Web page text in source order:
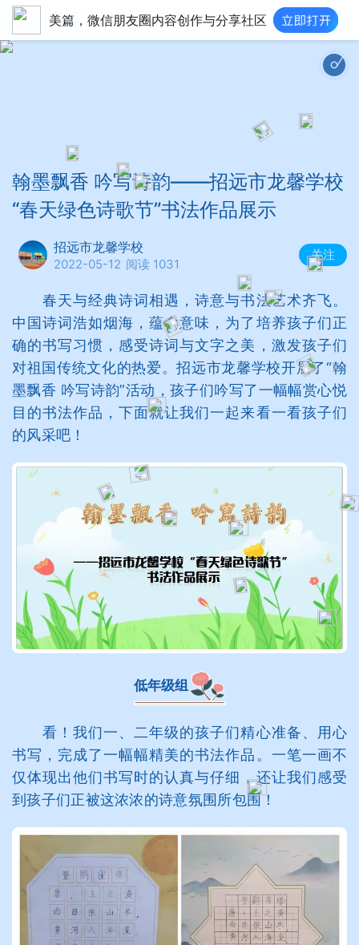
美篇，微信朋友圈内容创作与分享社区
翰墨飘香 吟写诗韵——招远市龙馨学校
“春天绿色诗歌节”书法作品展示
招远市龙馨学校
2022-05-12 阅读 1031
关注
春天与经典诗词相遇，诗意与书法艺术齐飞。
中国诗词浩如烟海，蕴含意味，为了培养孩子们正
确的书写习惯，感受诗词与文字之美，激发孩子们
对祖国传统文化的热爱。招远市龙馨学校开展了“翰
墨飘香 吟写诗韵”活动，孩子们吟写了一幅幅赏心悦
目的书法作品，下面就让我们一起来看一看孩子们
的风采吧！
低年级组
看！我们一、二年级的孩子们精心准备、用心
书写，完成了一幅幅精美的书法作品。一笔一画不
仅体现出他们书写时的认真与仔细，还让我们感受
到孩子们正被这浓浓的诗意氛围所包围！